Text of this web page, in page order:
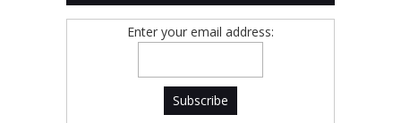
Enter your email address: